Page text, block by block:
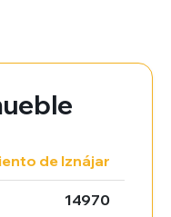
de Iznájar
14970